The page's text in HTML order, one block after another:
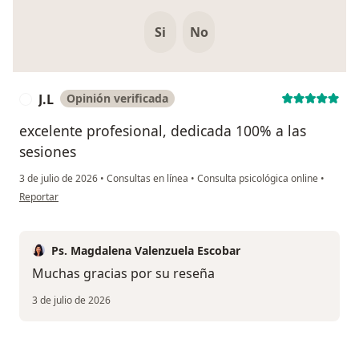
Si No
J.L Opinión verificada
excelente profesional, dedicada 100% a las
sesiones
3 de julio de 2026 • Consultas en línea • Consulta psicológica online •
en opinión del usuario J.L
Reportar
Ps. Magdalena Valenzuela Escobar
Muchas gracias por su reseña
3 de julio de 2026